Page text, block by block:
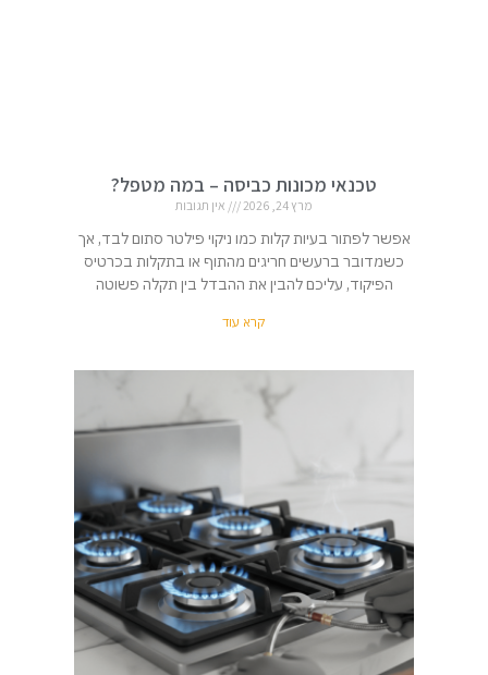
טכנאי מכונות כביסה – במה מטפל?
מרץ 24, 2026 אין תגובות
אפשר לפתור בעיות קלות כמו ניקוי פילטר סתום לבד, אך
כשמדובר ברעשים חריגים מהתוף או בתקלות בכרטיס
הפיקוד, עליכם להבין את ההבדל בין תקלה פשוטה
קרא עוד